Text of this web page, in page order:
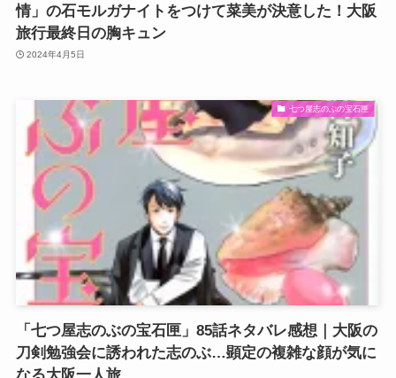
情」の石モルガナイトをつけて菜美が決意した！大阪
旅行最終日の胸キュン
2024年4月5日
七つ屋志のぶの宝石匣
「七つ屋志のぶの宝石匣」85話ネタバレ感想｜大阪の
刀剣勉強会に誘われた志のぶ…顕定の複雑な顔が気に